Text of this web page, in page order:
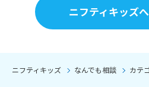
ニフティキッズ
ニフティキッズ なんでも相談 カテ